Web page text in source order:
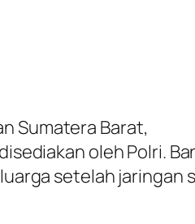
Sumatera Barat,
oleh Polri.
setelah jaringan